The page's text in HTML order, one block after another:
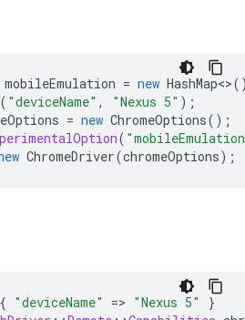
mobileEmulation = new HashMap<>
( "deviceName" , "Nexus 5" );
= new ChromeOptions();
(
ChromeDriver(chromeOptions);
{ "deviceName" => "Nexus 5"
}